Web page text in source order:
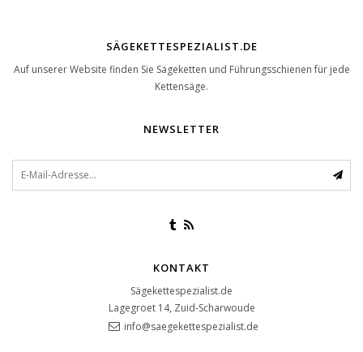
SÄGEKETTESPEZIALIST.DE
Auf unserer Website finden Sie Sägeketten und Führungsschienen für jede
Kettensäge.
NEWSLETTER
KONTAKT
Sägekettespezialist.de
Lagegroet 14, Zuid-Scharwoude
info@saegekettespezialist.de